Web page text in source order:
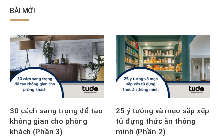
BÀI MỚI
30 cách sang trọng để tạo
không gian cho phòng
khách (Phần 3)
25 ý tưởng và mẹo sắp xếp
tủ đựng thức ăn thông
minh (Phần 2)